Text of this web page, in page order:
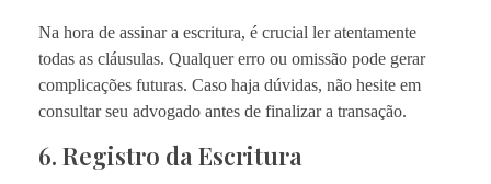
Na hora de assinar a escritura, é crucial ler atentamente
todas as cláusulas. Qualquer erro ou omissão pode gerar
complicações futuras. Caso haja dúvidas, não hesite em
consultar seu advogado antes de finalizar a transação.
6. Registro da Escritura